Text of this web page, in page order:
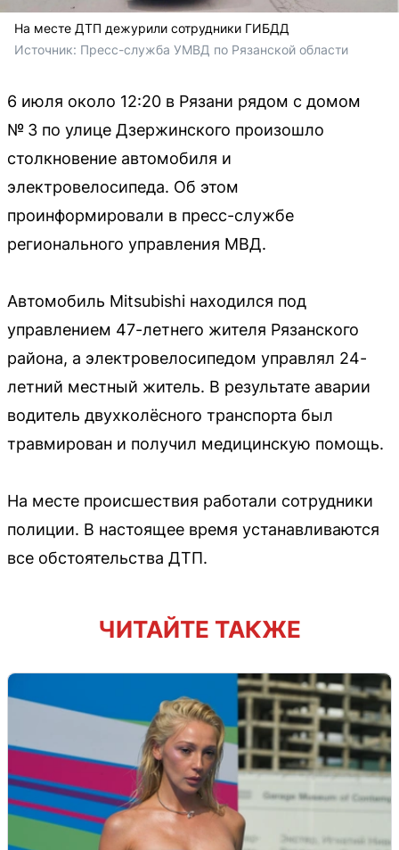
На месте ДТП дежурили сотрудники ГИБДД
Источник: Пресс-служба УМВД по Рязанской области
6 июля около 12:20 в Рязани рядом с домом
№ 3 по улице Дзержинского произошло
столкновение автомобиля и
электровелосипеда. Об этом
проинформировали в пресс-службе
регионального управления МВД.
Автомобиль Mitsubishi находился под
управлением 47-летнего жителя Рязанского
района, а электровелосипедом управлял 24-
летний местный житель. В результате аварии
водитель двухколёсного транспорта был
травмирован и получил медицинскую помощь.
На месте происшествия работали сотрудники
полиции. В настоящее время устанавливаются
все обстоятельства ДТП.
ЧИТАЙТЕ ТАКЖЕ